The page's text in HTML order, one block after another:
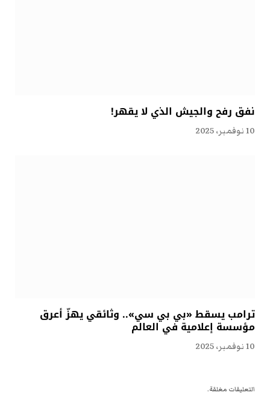
نفق رفح والجيش الذي لا يقهر!
10 نوفمبر، 2025
ترامب يسقط «بي بي سي».. وثائقي يهزّ أعرق
مؤسسة إعلامية في العالم
10 نوفمبر، 2025
التعليقات مغلقة.